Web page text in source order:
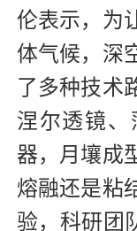
伦表示，为
体气候，深
了多种技术
涅尔透镜、
器，月壤成
熔融还是粘
验，科研团